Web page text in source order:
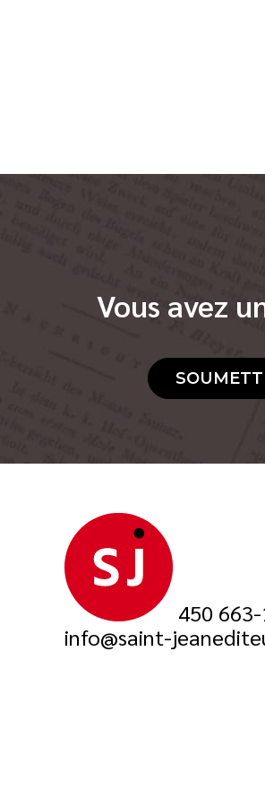
Vous avez
450
info@saint-